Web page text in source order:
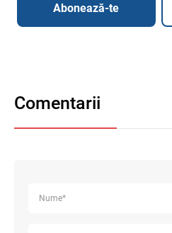
Abonează-te
Comentarii